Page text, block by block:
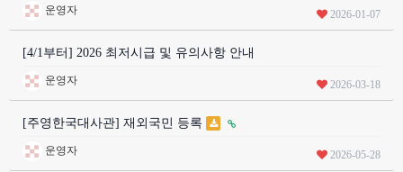
운영자 2026-01-07
[4/1부터] 2026 최저시급 및 유의사항 안내
운영자 2026-03-18
[주영한국대사관] 재외국민 등록
운영자 2026-05-28